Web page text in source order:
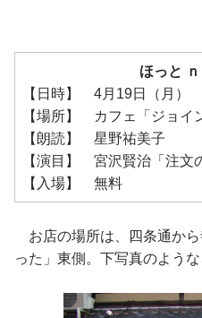
ほっと
【日時】 4月19日（月）
【場所】 カフェ「ジョイ
【朗読】 星野祐美子
【演目】 宮沢賢治「注文
【入場】 無料
お店の場所は、四条通か
った」東側。下写真のよう